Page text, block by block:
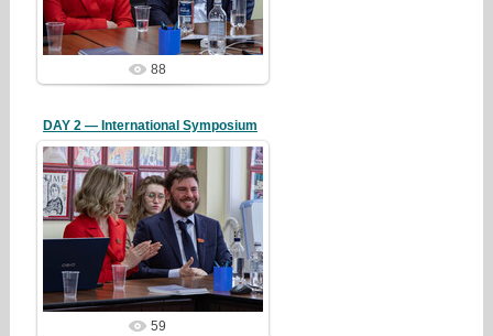
88
DAY 2 — International Symposium
26/04/13
redstartvkp
59